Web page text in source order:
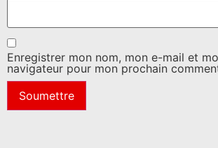
Enregistrer mon nom, mon e-mail et
navigateur pour mon prochain